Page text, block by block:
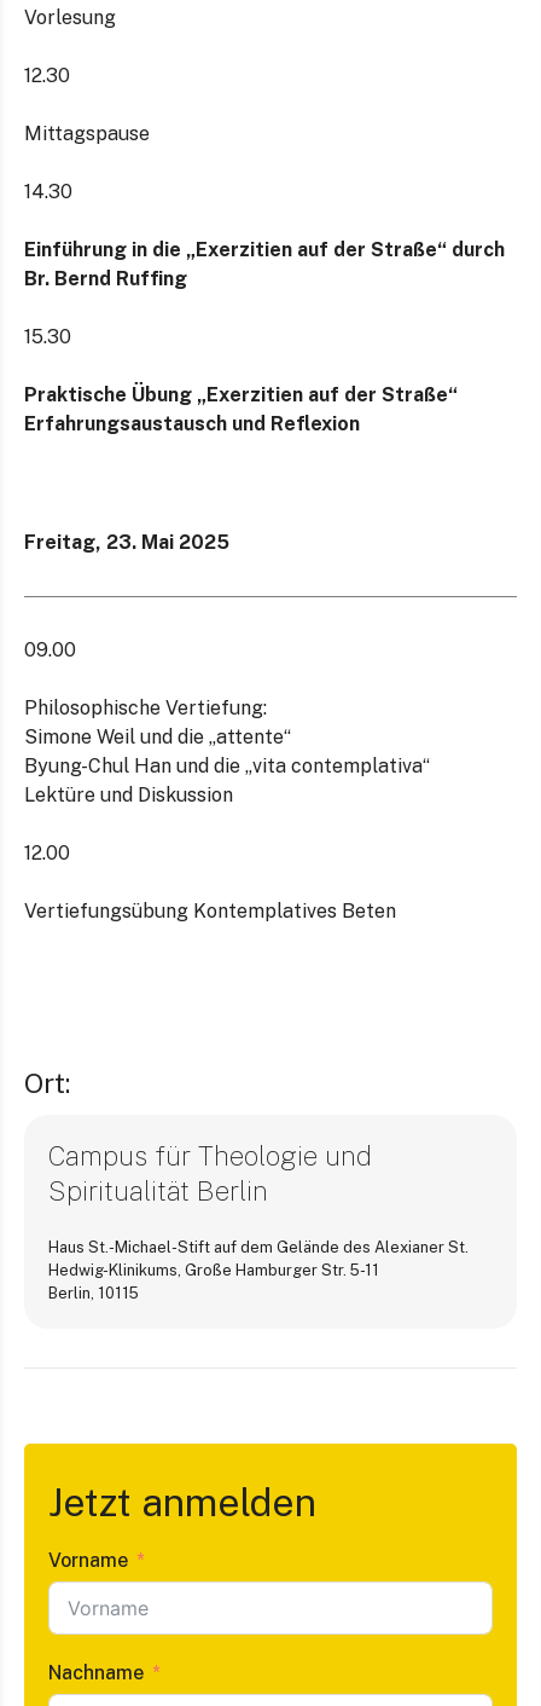
Vorlesung
12.30
Mittagspause
14.30
Einführung in die „Exerzitien auf der Straße“ durch
Br. Bernd Ruffing
15.30
Praktische Übung „Exerzitien auf der Straße“
Erfahrungsaustausch und Reflexion
Freitag, 23. Mai 2025
09.00
Philosophische Vertiefung:
Simone Weil und die „attente“
Byung-Chul Han und die „vita contemplativa“
Lektüre und Diskussion
12.00
Vertiefungsübung Kontemplatives Beten
Ort:
Campus für Theologie und
Spiritualität Berlin
Haus St.-Michael-Stift auf dem Gelände des Alexianer St.
Hedwig-Klinikums, Große Hamburger Str. 5-11
Berlin, 10115
Jetzt anmelden
Vorname
Nachname